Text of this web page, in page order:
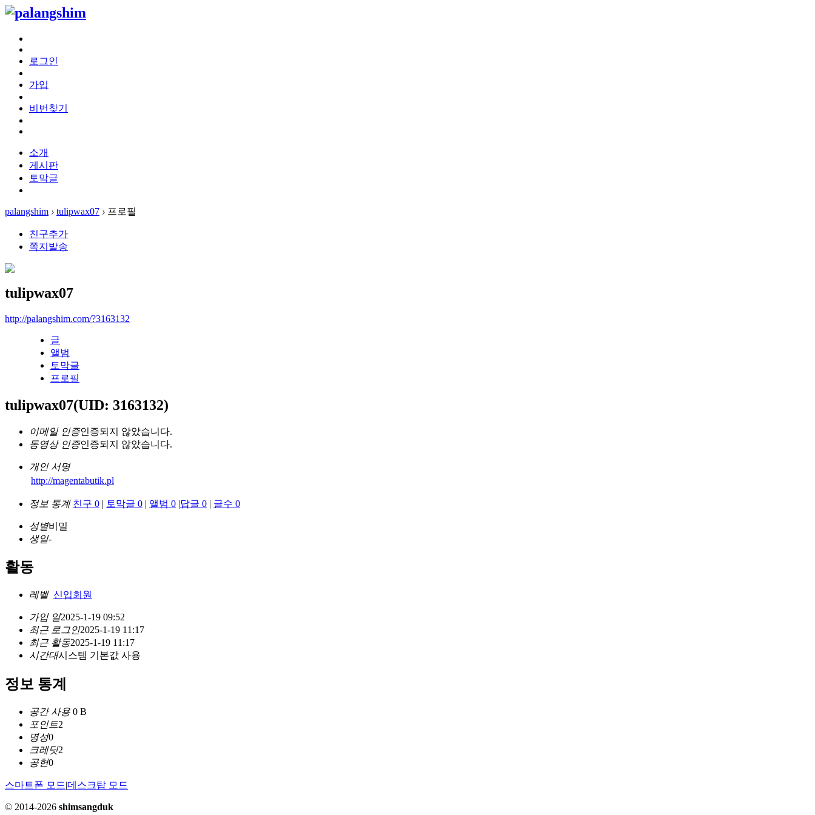
로그인
가입
비번찾기
소개
게시판
토막글
palangshim › tulipwax07 › 프로필
친구추가
쪽지발송
tulipwax07
http://palangshim.com/?3163132
글
앨범
토막글
프로필
tulipwax07(UID: 3163132)
이메일 인증인증되지 않았습니다.
동영상 인증인증되지 않았습니다.
개인 서명
http://magentabutik.pl
정보 통계 친구 0 | 토막글 0 | 앨범 0 |답글 0 | 글수 0
성별비밀
생일-
활동
레벨 신입회원
가입 일2025-1-19 09:52
최근 로그인2025-1-19 11:17
최근 활동2025-1-19 11:17
시간대시스템 기본값 사용
정보 통계
공간 사용 0 B
포인트2
명성0
크레딧2
공헌0
스마트폰 모드|데스크탑 모드
© 2014-2026 shimsangduk